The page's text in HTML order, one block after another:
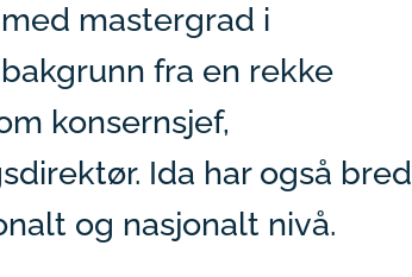
mastergrad i
fra en rekke
konsernsjef,
Ida har også bred
og nasjonalt nivå.